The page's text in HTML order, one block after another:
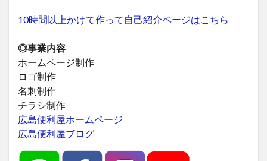
10時間以上かけて作って自己紹介ページはこちら
◎事業内容
ホームページ制作
ロゴ制作
名刺制作
チラシ制作
広島便利屋ホームページ
広島便利屋ブログ